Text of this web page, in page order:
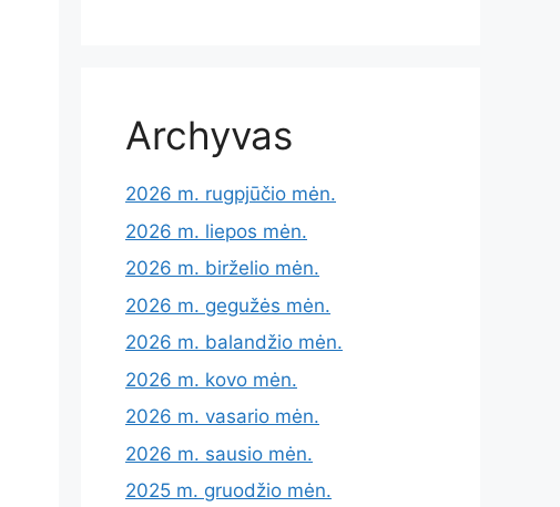
Archyvas
2026 m. rugpjūčio mėn.
2026 m. liepos mėn.
2026 m. birželio mėn.
2026 m. gegužės mėn.
2026 m. balandžio mėn.
2026 m. kovo mėn.
2026 m. vasario mėn.
2026 m. sausio mėn.
2025 m. gruodžio mėn.